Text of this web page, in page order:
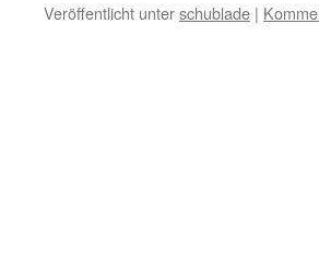
Veröffentlicht unterschublade |